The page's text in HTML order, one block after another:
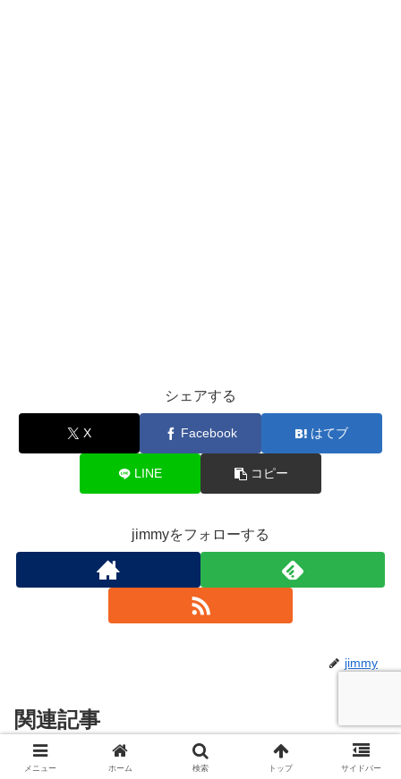
シェアする
X Facebook はてブ
LINE コピー
jimmyをフォローする
jimmy
関連記事
FP資格は価値あり！週刊東洋経
メニュー ホーム 検索 トップ サイドバー